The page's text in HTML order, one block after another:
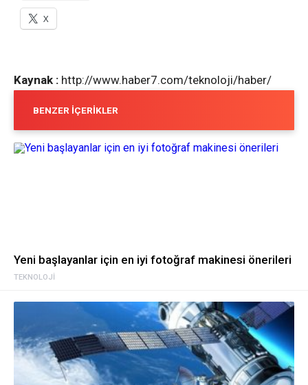
X
Kaynak : http://www.haber7.com/teknoloji/haber/
BENZER İÇERIKLER
TEKNOLOJI
Yeni başlayanlar için en iyi fotoğraf makinesi önerileri